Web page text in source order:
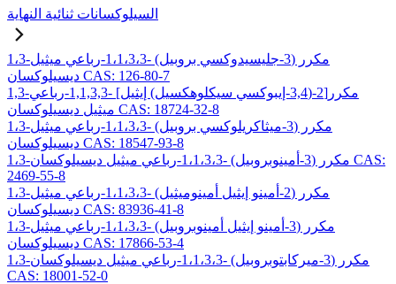
السيلوكسانات ثنائية النهاية
1،3-مكرر (3-جليسيدوكسي بروبيل) -1،1،3،3-رباعي ميثيل
ديسيلوكسان CAS: 126-80-7
1,3-مكرر[2-(3,4-إيبوكسي سيكلوهكسيل) إيثيل] -1,1,3,3-رباعي
ميثيل ديسيلوكسان CAS: 18724-32-8
1،3-مكرر (3-ميثاكريلوكسي بروبيل) -1،1،3،3-رباعي ميثيل
ديسيلوكسان CAS: 18547-93-8
1،3-مكرر (3-أمينوبروبيل) -1،1،3،3-رباعي ميثيل ديسيلوكسان CAS:
2469-55-8
1،3-مكرر (2-أمينو إيثيل أمينوميثيل) -1،1،3،3-رباعي ميثيل
ديسيلوكسان CAS: 83936-41-8
1،3-مكرر (3-أمينو إيثيل أمينوبروبيل) -1،1،3،3-رباعي ميثيل
ديسيلوكسان CAS: 17866-53-4
1،3-مكرر (3-ميركابتوبروبيل) -1،1،3،3-رباعي ميثيل ديسيلوكسان
CAS: 18001-52-0